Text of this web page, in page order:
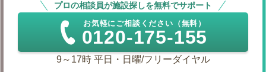
プロの相談員が施設探しを無料でサポート
お気軽にご相談ください（無料）
0120-175-155
9～17時 平日・日曜/フリーダイヤル